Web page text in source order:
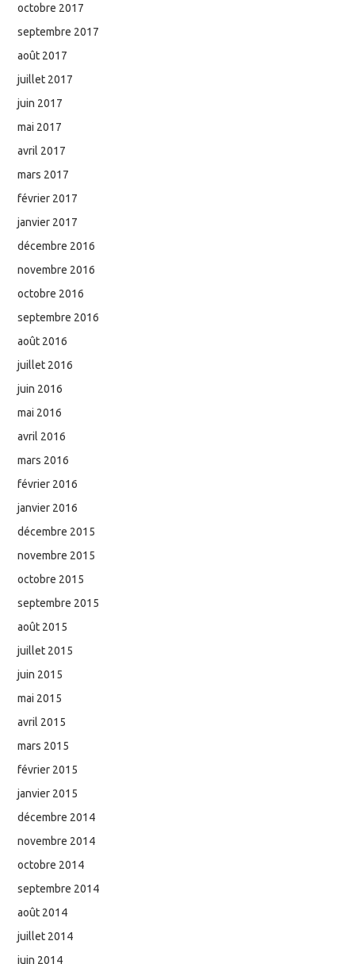
octobre 2017
septembre 2017
août 2017
juillet 2017
juin 2017
mai 2017
avril 2017
mars 2017
février 2017
janvier 2017
décembre 2016
novembre 2016
octobre 2016
septembre 2016
août 2016
juillet 2016
juin 2016
mai 2016
avril 2016
mars 2016
février 2016
janvier 2016
décembre 2015
novembre 2015
octobre 2015
septembre 2015
août 2015
juillet 2015
juin 2015
mai 2015
avril 2015
mars 2015
février 2015
janvier 2015
décembre 2014
novembre 2014
octobre 2014
septembre 2014
août 2014
juillet 2014
juin 2014